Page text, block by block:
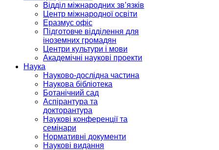
Відділ міжнародних зв’язків
Центр міжнародної освіти
Еразмус офіс
Підготовче відділення для
іноземних громадян
Центри культури і мови
Академічні наукові проекти
Наука
Науково-дослідна частина
Наукова бібліотека
Ботанічний сад
Аспірантура та
докторантура
Наукові конференції та
семінари
Нормативні документи
Наукові видання